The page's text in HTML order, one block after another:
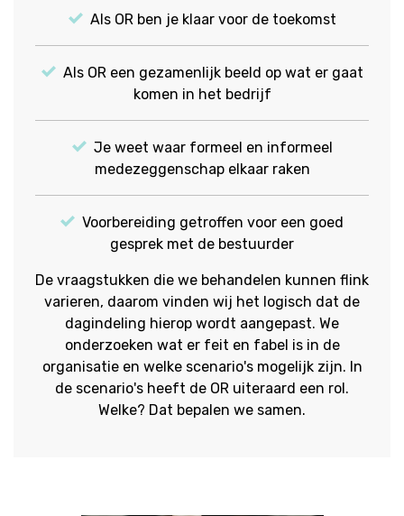
Als OR ben je klaar voor de toekomst
Als OR een gezamenlijk beeld op wat er gaat
komen in het bedrijf
Je weet waar formeel en informeel
medezeggenschap elkaar raken
Voorbereiding getroffen voor een goed
gesprek met de bestuurder
De vraagstukken die we behandelen kunnen flink
varieren, daarom vinden wij het logisch dat de
dagindeling hierop wordt aangepast. We
onderzoeken wat er feit en fabel is in de
organisatie en welke scenario's mogelijk zijn. In
de scenario's heeft de OR uiteraard een rol.
Welke? Dat bepalen we samen.